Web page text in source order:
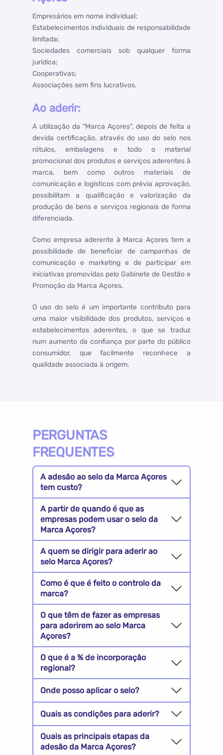
Empresários em nome individual;
Estabelecimentos individuais de responsabilidade
limitada;
Sociedades comerciais sob qualquer forma
jurídica;
Cooperativas;
Associações sem fins lucrativos.
Ao aderir:
A utilização da "Marca Açores", depois de feita a
devida certificação, através do uso do selo nos
rótulos, embalagens e todo o material
promocional dos produtos e serviços aderentes à
marca, bem como outros materiais de
comunicação e logísticos com prévia aprovação,
possibilitam a qualificação e valorização da
produção de bens e serviços regionais de forma
diferenciada.
Como empresa aderente à Marca Açores tem a
possibilidade de beneficiar de campanhas de
comunicação e marketing e de participar em
iniciativas promovidas pelo Gabinete de Gestão e
Promoção da Marca Açores.
O uso do selo é um importante contributo para
uma maior visibilidade dos produtos, serviços e
estabelecimentos aderentes, o que se traduz
num aumento da confiança por parte do público
consumidor, que facilmente reconhece a
qualidade associada à origem.
PERGUNTAS
FREQUENTES
A adesão ao selo da Marca Açores
tem custo?
A partir de quando é que as
empresas podem usar o selo da
Marca Açores?
A quem se dirigir para aderir ao
selo Marca Açores?
Como é que é feito o controlo da
marca?
O que têm de fazer as empresas
para aderirem ao selo Marca
Açores?
O que é a % de incorporação
regional?
Onde posso aplicar o selo?
Quais as condições para aderir?
Quais as principais etapas da
adesão da Marca Açores?